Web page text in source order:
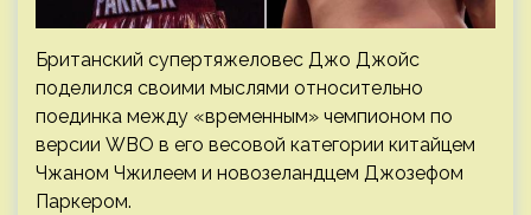
Британский супертяжеловес Джо Джойс
поделился своими мыслями относительно
поединка между «временным» чемпионом по
версии WBO в его весовой категории китайцем
Чжаном Чжилеем и новозеландцем Джозефом
Паркером.